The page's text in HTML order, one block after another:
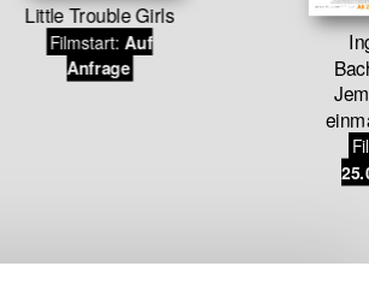
Little Trouble Girls
Filmstart: Auf
Anfrage